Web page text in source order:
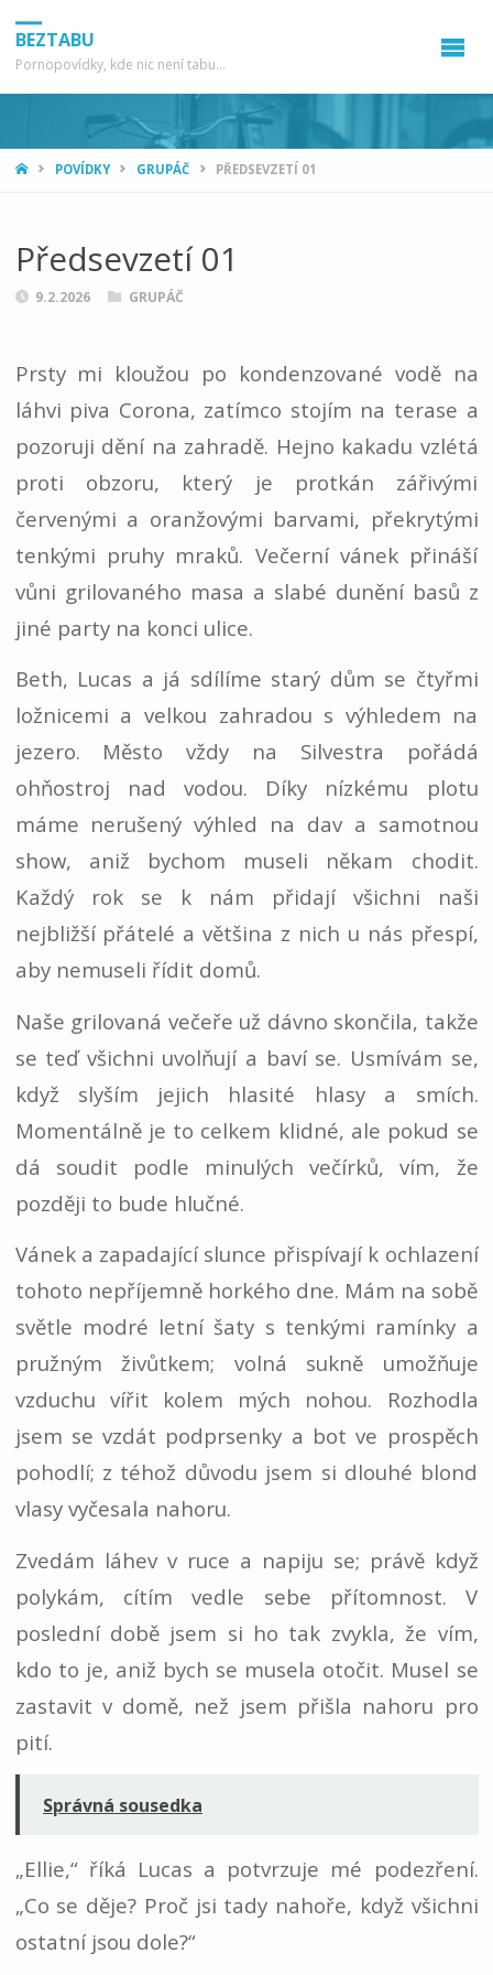
BEZTABU
Pornopovídky, kde nic není tabu...
HOMEPOVÍDKY GRUPÁČ PŘEDSEVZETÍ 01
Předsevzetí 01
9.2.2026 GRUPÁČ
Prsty mi kloužou po kondenzované vodě na
láhvi piva Corona, zatímco stojím na terase a
pozoruji dění na zahradě. Hejno kakadu vzlétá
proti obzoru, který je protkán zářivými
červenými a oranžovými barvami, překrytými
tenkými pruhy mraků. Večerní vánek přináší
vůni grilovaného masa a slabé dunění basů z
jiné party na konci ulice.
Beth, Lucas a já sdílíme starý dům se čtyřmi
ložnicemi a velkou zahradou s výhledem na
jezero. Město vždy na Silvestra pořádá
ohňostroj nad vodou. Díky nízkému plotu
máme nerušený výhled na dav a samotnou
show, aniž bychom museli někam chodit.
Každý rok se k nám přidají všichni naši
nejbližší přátelé a většina z nich u nás přespí,
aby nemuseli řídit domů.
Naše grilovaná večeře už dávno skončila, takže
se teď všichni uvolňují a baví se. Usmívám se,
když slyším jejich hlasité hlasy a smích.
Momentálně je to celkem klidné, ale pokud se
dá soudit podle minulých večírků, vím, že
později to bude hlučné.
Vánek a zapadající slunce přispívají k ochlazení
tohoto nepříjemně horkého dne. Mám na sobě
světle modré letní šaty s tenkými ramínky a
pružným živůtkem; volná sukně umožňuje
vzduchu vířit kolem mých nohou. Rozhodla
jsem se vzdát podprsenky a bot ve prospěch
pohodlí; z téhož důvodu jsem si dlouhé blond
vlasy vyčesala nahoru.
Zvedám láhev v ruce a napiju se; právě když
polykám, cítím vedle sebe přítomnost. V
poslední době jsem si ho tak zvykla, že vím,
kdo to je, aniž bych se musela otočit. Musel se
zastavit v domě, než jsem přišla nahoru pro
pití.
Správná sousedka
„Ellie,“ říká Lucas a potvrzuje mé podezření.
„Co se děje? Proč jsi tady nahoře, když všichni
ostatní jsou dole?“